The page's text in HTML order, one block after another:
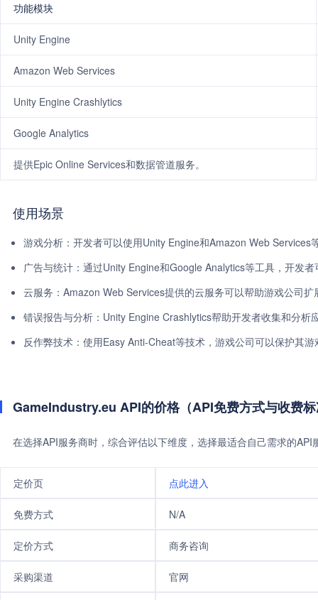
功能模块
Unity Engine
Amazon Web Services
Unity Engine Crashlytics
Google Analytics
提供Epic Online Services和数据管道服务。
使用场景
游戏分析：开发者可以使用Unity Engine和Amazon Web Services
广告与统计：通过Unity Engine和Google Analytics等工具，开发
云服务：Amazon Web Services提供的云服务可以帮助游戏公司扩
错误报告与分析：Unity Engine Crashlytics帮助开发者收集和分析
反作弊技术：使用Easy Anti-Cheat等技术，游戏公司可以保护其
GameIndustry.eu API的价格（API免费方式与收费
在选择API服务商时，综合评估以下维度，选择最适合自己需求的
定价页 点此进入
免费方式 N/A
定价方式 商务咨询
采购渠道 官网